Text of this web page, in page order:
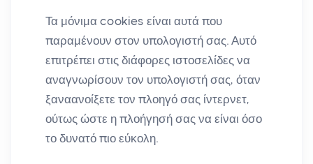
Τα μόνιμα cookies είναι αυτά που
παραμένουν στον υπολογιστή σας. Αυτό
επιτρέπει στις διάφορες ιστοσελίδες να
αναγνωρίσουν τον υπολογιστή σας, όταν
ξαναανοίξετε τον πλοηγό σας ίντερνετ,
ούτως ώστε η πλοήγησή σας να είναι όσο
το δυνατό πιο εύκολη.